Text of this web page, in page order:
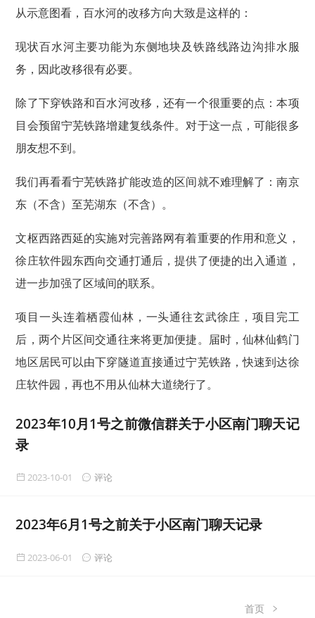
从示意图看，百水河的改移方向大致是这样的：
现状百水河主要功能为东侧地块及铁路线路边沟排水服
务，因此改移很有必要。
除了下穿铁路和百水河改移，还有一个很重要的点：本项
目会预留宁芜铁路增建复线条件。对于这一点，可能很多
朋友想不到。
我们再看看宁芜铁路扩能改造的区间就不难理解了：南京
东（不含）至芜湖东（不含）。
文枢西路西延的实施对完善路网有着重要的作用和意义，
徐庄软件园东西向交通打通后，提供了便捷的出入通道，
进一步加强了区域间的联系。
项目一头连着栖霞仙林，一头通往玄武徐庄，项目完工
后，两个片区间交通往来将更加便捷。届时，仙林仙鹤门
地区居民可以由下穿隧道直接通过宁芜铁路，快速到达徐
庄软件园，再也不用从仙林大道绕行了。
2023年10月1号之前微信群关于小区南门聊天记
录
2023-10-01 评论
2023年6月1号之前关于小区南门聊天记录
2023-06-01 评论
首页